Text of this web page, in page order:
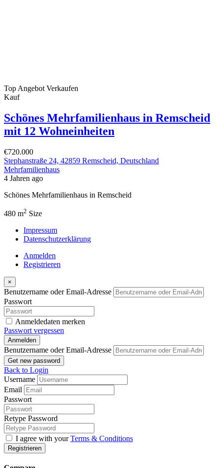
Top Angebot Verkaufen
Kauf
Schönes Mehrfamilienhaus in Remscheid
mit 12 Wohneinheiten
€720.000
Stephanstraße 24, 42859 Remscheid, Deutschland
Mehrfamilienhaus
4 Jahren ago
Schönes Mehrfamilienhaus in Remscheid
480 m2 Size
Impressum
Datenschutzerklärung
Anmelden
Registrieren
×
Benutzername oder Email-Adresse
Passwort
Anmeldedaten merken
Passwort vergessen
Anmelden
Benutzername oder Email-Adresse
Get new password
Back to Login
Username
Email
Passwort
Retype Password
I agree with yourTerms & Conditions
Registrieren